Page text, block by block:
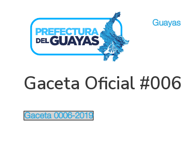
Guayas
Gaceta Oficial #006
Gaceta 0006-2019